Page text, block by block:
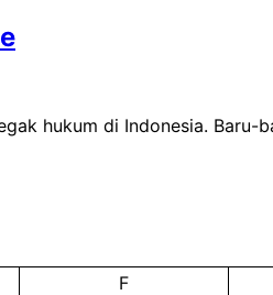
hukum di Indonesia. Baru-
F